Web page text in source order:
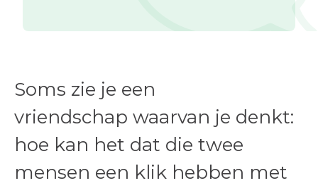
Soms zie je een
vriendschap waarvan je denkt:
hoe kan het dat die twee
mensen een klik hebben met